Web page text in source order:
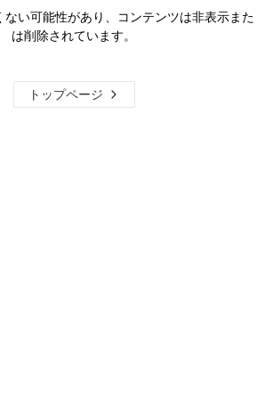
ない可能性があり、コンテンツは非表示また
は削除されています。
トップページ